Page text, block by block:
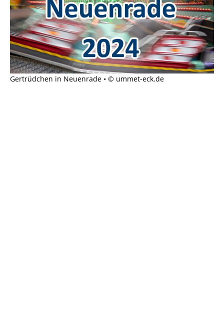
Gertrüdchen in Neuenrade • © ummet-eck.de